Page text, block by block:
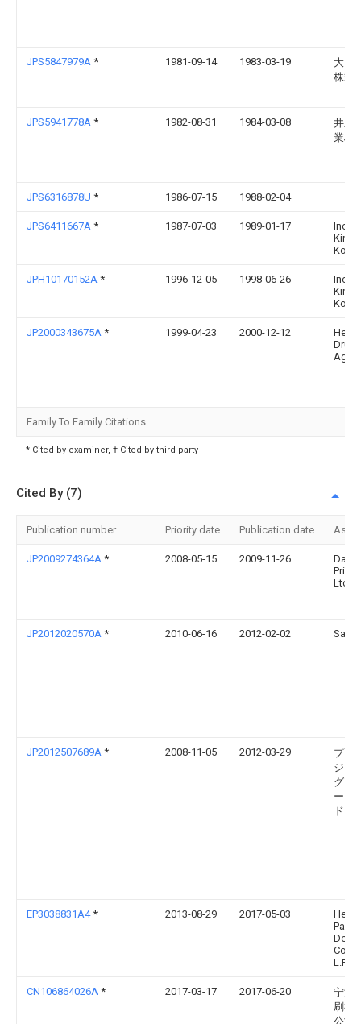
JPS5847979A * 1981-09-14 1983-03-19
大日
株式
JPS5941778A * 1982-08-31 1984-03-08
井上
業株
JPS6316878U * 1986-07-15 1988-02-04
JPS6411667A * 1987-07-03 1989-01-17
Inoue
JPH10170152A * 1996-12-05 1998-06-26
Inoue
JP2000343675A * 1999-04-23 2000-12-12
Ag
Family To Family Citations
* Cited by examiner, † Cited by third party
Cited By (7)
Publication number Priority date Publication date
JP2009274364A * 2008-05-15 2009-11-26
Ltd
JP2012020570A * 2010-06-16 2012-02-02
JP2012507689A * 2008-11-05 2012-03-29
プソ
ジニ
グ カ
ー リ
ド
EP3038831A4* 2013-08-29 2017-05-03
L.P.
CN106864026A * 2017-03-17 2017-06-20
宁波
刷机
公司